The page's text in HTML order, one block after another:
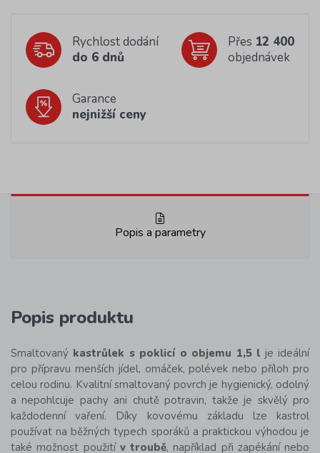
Rychlost dodání
do 6 dnů
Přes 12 400
objednávek
Garance
nejnižší ceny
Popis a parametry
Popis produktu
Smaltovaný kastrůlek s poklicí o objemu 1,5 l je ideální
pro přípravu menších jídel, omáček, polévek nebo příloh pro
celou rodinu. Kvalitní smaltovaný povrch je hygienický, odolný
a nepohlcuje pachy ani chutě potravin, takže je skvělý pro
každodenní vaření. Díky kovovému základu lze kastrol
používat na běžných typech sporáků a praktickou výhodou je
také možnost použití v troubě, například při zapékání nebo